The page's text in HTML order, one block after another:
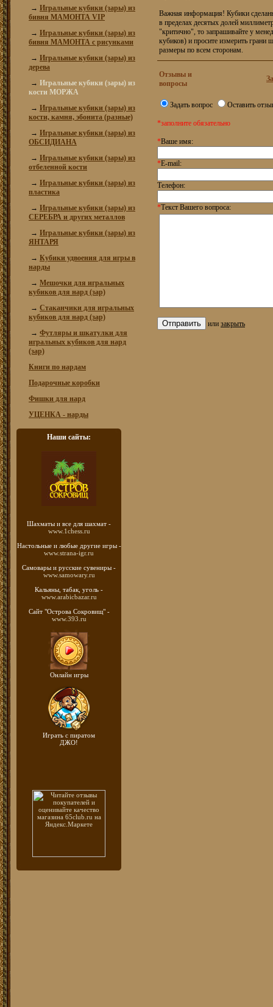
→ Игральные кубики (зары) из
бивня МАМОНТА VIP
→ Игральные кубики (зары) из
бивня МАМОНТА с рисунками
→ Игральные кубики (зары) из
дерева
→ Игральные кубики (зары) из
кости МОРЖА
→ Игральные кубики (зары) из
кости, камня, эбонита (разные)
→ Игральные кубики (зары) из
ОБСИДИАНА
→ Игральные кубики (зары) из
отбеленной кости
→ Игральные кубики (зары) из
пластика
→ Игральные кубики (зары) из
СЕРЕБРА и других металлов
→ Игральные кубики (зары) из
ЯНТАРЯ
→ Кубики удвоения для игры в
нарды
→ Мешочки для игральных
кубиков для нард (зар)
→ Стаканчики для игральных
кубиков для нард (зар)
→ Футляры и шкатулки для
игральных кубиков для нард
(зар)
Книги по нардам
Подарочные коробки
Фишки для нард
УЦЕНКА - нарды
Наши сайты:
Шахматы и все для шахмат -
www.1chess.ru
Настольные и любые другие игры -
www.strana-igr.ru
Самовары и русские сувениры -
www.samowary.ru
Кальяны, табак, уголь -
www.arabicbazar.ru
Сайт "Острова Сокровищ" -
www.393.ru
Онлайн игры
Играть с пиратом
ДЖО!
Важная информация! Кубики
в пределах десятых долей
"критично", то запрашивайте у
кубиков) и просите измерить грани
размеры по всем сторонам.
Отзывы и
вопросы
Задать вопрос Оставить
*заполните обязательно
*Ваше имя:
*E-mail:
Телефон:
*Текст Вашего вопроса:
или закрыть